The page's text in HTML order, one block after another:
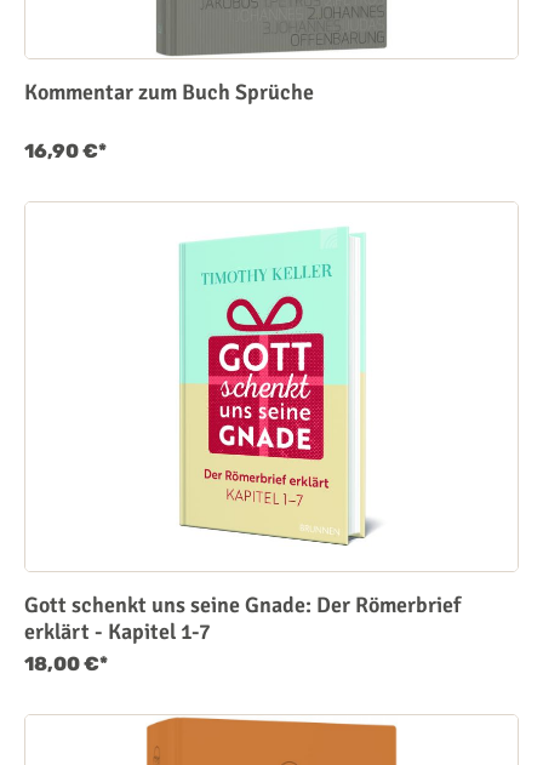
Kommentar zum Buch Sprüche
16,90 €*
Gott schenkt uns seine Gnade: Der Römerbrief
erklärt - Kapitel 1-7
18,00 €*